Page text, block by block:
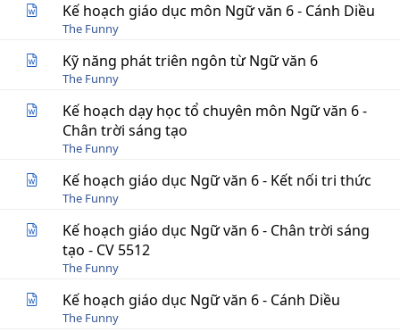
Kế hoạch giáo dục môn Ngữ văn 6 - Cánh Diều
The Funny
Kỹ năng phát triên ngôn từ Ngữ văn 6
The Funny
Kế hoạch dạy học tổ chuyên môn Ngữ văn 6 -
Chân trời sáng tạo
The Funny
Kế hoạch giáo dục Ngữ văn 6 - Kết nối tri thức
The Funny
Kế hoạch giáo dục Ngữ văn 6 - Chân trời sáng
tạo - CV 5512
The Funny
Kế hoạch giáo dục Ngữ văn 6 - Cánh Diều
The Funny